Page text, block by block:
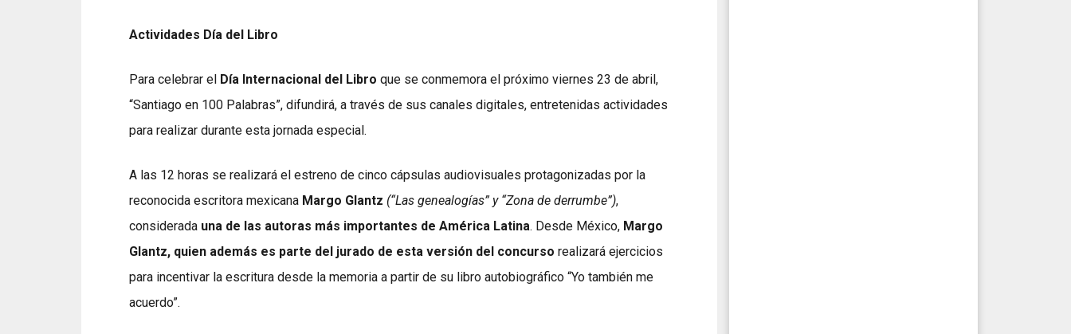
Actividades Día del Libro
Para celebrar el Día Internacional del Libro que se conmemora el próximo viernes 23 de abril,
“Santiago en 100 Palabras”, difundirá, a través de sus canales digitales, entretenidas actividades
para realizar durante esta jornada especial.
A las 12 horas se realizará el estreno de cinco cápsulas audiovisuales protagonizadas por la
reconocida escritora mexicana Margo Glantz (“Las genealogías” y “Zona de derrumbe”),
considerada una de las autoras más importantes de América Latina. Desde México, Margo
Glantz, quien además es parte del jurado de esta versión del concurso realizará ejercicios
para incentivar la escritura desde la memoria a partir de su libro autobiográfico “Yo también me
acuerdo”.